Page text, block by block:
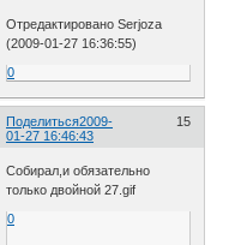
Отредактировано Serjoza
(2009-01-27 16:36:55)
0
Поделиться 15
2009-
01-27 16:46:43
Собирал,и обязательно
только двойной 27.gif
0